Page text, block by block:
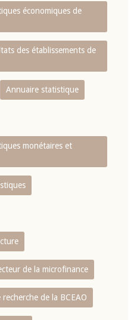
économiques de
des établissements de
Annuaire statistique
monétaires et
de la microfinance
de la BCEAO